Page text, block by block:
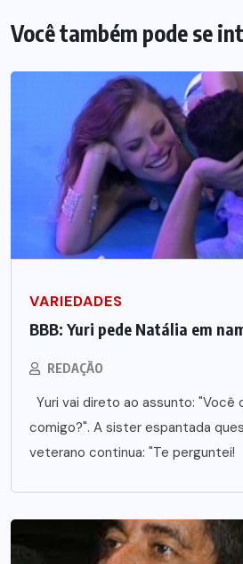
Você também pode se
VARIEDADES
BBB: Yuri pede Natália em
REDAÇÃO
Yuri vai direto ao assunto: "Você
comigo?". A sister espantada
veterano continua: "Te perguntei!